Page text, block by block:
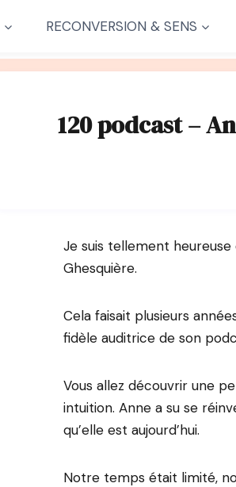
RECONVERSION & SENS
120 podcast –
Je suis tellement
Ghesquière.
Cela faisait plusieurs
fidèle auditrice de son
Vous allez découvrir une
intuition. Anne a su se
qu’elle est aujourd’hui.
Notre temps était limité,